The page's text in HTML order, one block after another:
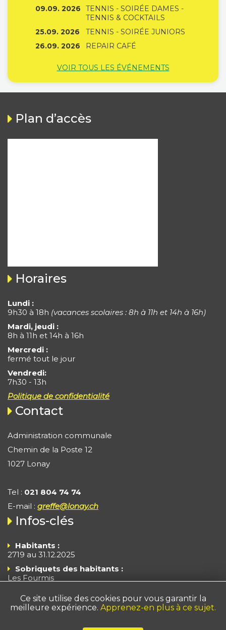
09.09. 2026
TENNIS - SOIRÉE DAMES -
TENNIS & COCKTAILS
25.09. 2026
TENNIS - SOIRÉE JUNIORS
26.09. 2026
REPAIR CAFÉ
VOIR TOUS LES ÉVÉNEMENTS
Plan d’accès
Horaires
Lundi :
9h30 à 18h (vacances scolaires : 8h à 11h et 14h à 16h)
Mardi, jeudi :
8h à 11h et 14h à 16h
Mercredi :
fermé tout le jour
Vendredi:
7h30 - 13h
Politique de confidentialité
Contact
Administration communale
Chemin de la Poste 12
1027 Lonay
Tel : 021 804 74 74
E-mail : greffe@lonay.ch
Infos-clés
Habitants :
2719 au 31.12.2025
Sobriquets des habitants :
Les Fourmis
Superficie :372 ha
Ce site utilise des cookies pour vous garantir la
meilleure expérience. Apprenez-en plus à ce sujet.